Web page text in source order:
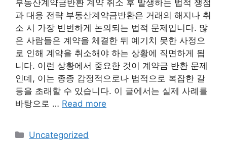
부동산계약금반환 계약 취소 후 발생하는 법적 쟁점
과 대응 전략 부동산계약금반환은 거래의 해지나 취
소 시 가장 빈번하게 논의되는 법적 문제입니다. 많
은 사람들은 계약을 체결한 뒤 예기치 못한 사정으
로 인해 계약을 취소해야 하는 상황에 직면하게 됩
니다. 이런 상황에서 중요한 것이 계약금 반환 문제
인데, 이는 종종 감정적으로나 법적으로 복잡한 갈
등을 초래할 수 있습니다. 이 글에서는 실제 사례를
바탕으로 … Read more
Categories
Uncategorized